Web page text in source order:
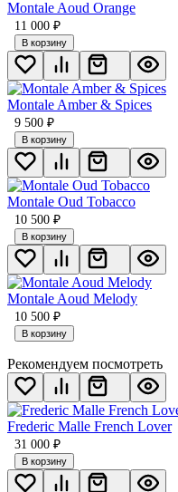
Montale Aoud Orange
11 000 ₽
В корзину
Montale Amber & Spices
9 500 ₽
В корзину
Montale Oud Tobacco
10 500 ₽
В корзину
Montale Aoud Melody
10 500 ₽
В корзину
Рекомендуем посмотреть
Frederic Malle French Lover
31 000 ₽
В корзину